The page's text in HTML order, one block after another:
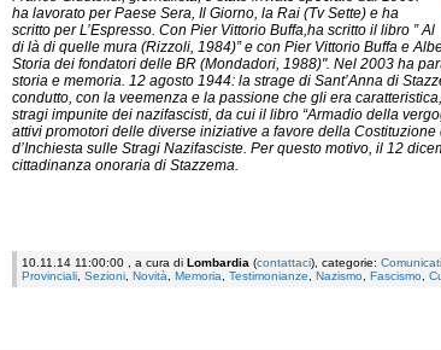
ha lavorato per Paese Sera, Il Giorno, la Rai (Tv Sette) e ha
scritto per L’Espresso. Con Pier Vittorio Buffa,ha scritto il libro ” Al
di là di quelle mura (Rizzoli, 1984)” e con Pier Vittorio Buffa e
Storia dei fondatori delle BR (Mondadori, 1988)". Nel 2003 ha
storia e memoria. 12 agosto 1944: la strage di Sant’Anna di
condutto, con la veemenza e la passione che gli era
stragi impunite dei nazifascisti, da cui il libro “Armadio della
attivi promotori delle diverse iniziative a favore della
d’Inchiesta sulle Stragi Nazifasciste. Per questo motivo, il 12
cittadinanza onoraria di Stazzema.
10.11.14 11:00:00 , a cura di Lombardia (contattaci), categorie: Comunicati
Provinciali, Sezioni, Novità, Memoria, Testimonianze, Nazismo, Fascismo,